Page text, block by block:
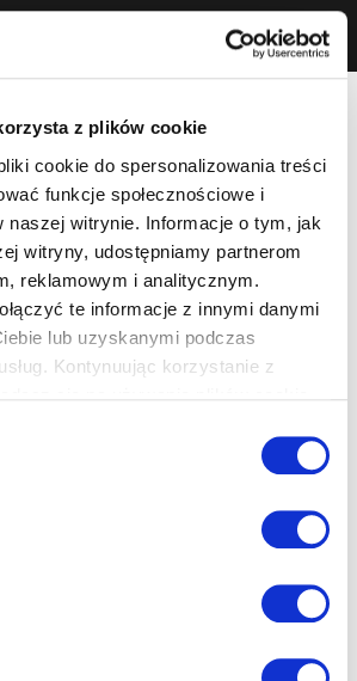
z plików cookie
cookie do spersonalizowania treści
funkcje społecznościowe i
naszej witrynie. Informacje o tym, jak
witryny, udostępniamy partnerom
reklamowym i analitycznym.
te informacje z innymi danymi
lub uzyskanymi podczas
Kontynuując korzystanie z